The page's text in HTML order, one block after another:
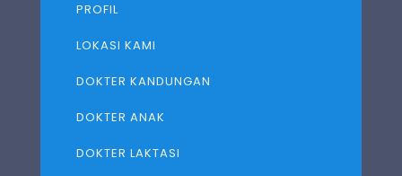
PROFIL
LOKASI KAMI
DOKTER KANDUNGAN
DOKTER ANAK
DOKTER LAKTASI